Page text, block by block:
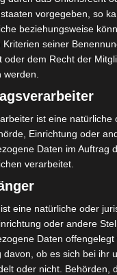
(114)
(93)
vorgegeben, so
beziehungsweise
Kriterien seiner
oder dem Recht der
ist eine natürliche
Einrichtung oder
Daten im Auftrag
verarbeitet.
eine natürliche oder
oder andere
Daten offengelegt
davon, ob es sich bei ihr
oder nicht. Behörden,